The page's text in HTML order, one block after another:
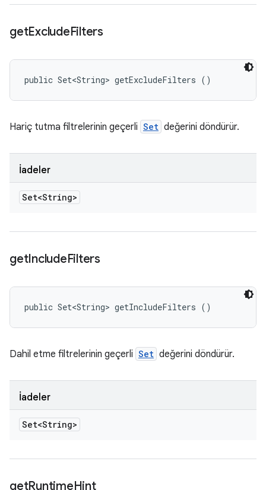
getExcludeFilters
public Set<String> getExcludeFilters ()
Hariç tutma filtrelerinin geçerli Set değerini döndürür.
İadeler
Set<String>
getIncludeFilters
public Set<String> getIncludeFilters ()
Dahil etme filtrelerinin geçerli Set değerini döndürür.
İadeler
Set<String>
getRuntimeHint